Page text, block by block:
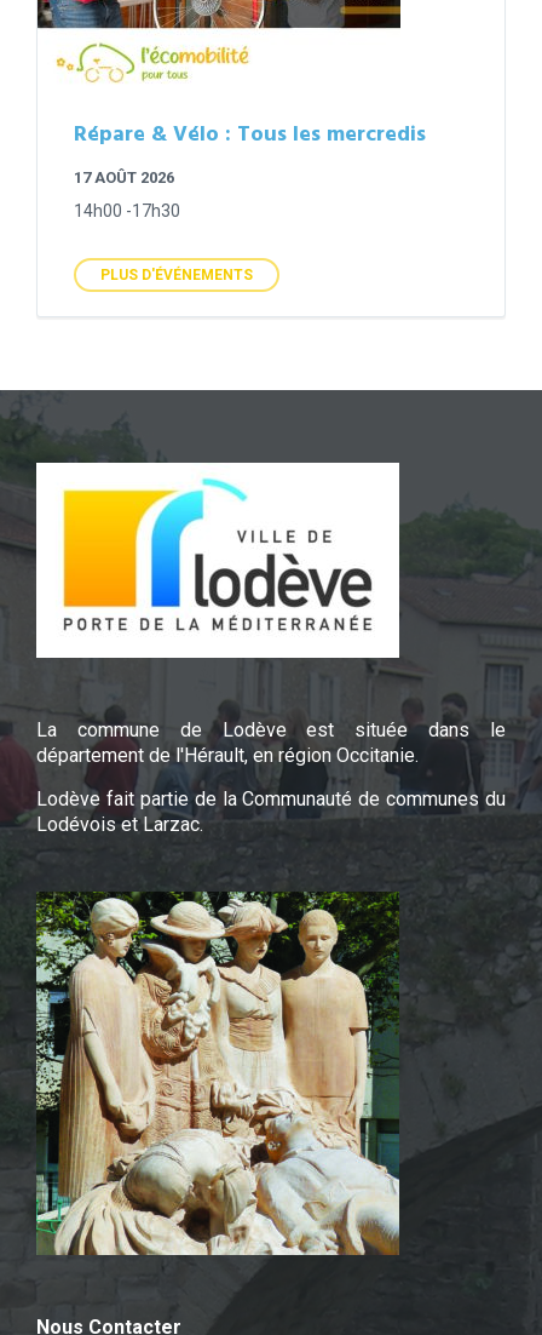
Répare & Vélo : Tous les mercredis
17 AOÛT 2026
14h00 -17h30
PLUS D'ÉVÉNEMENTS
La commune de Lodève est située dans le
département de l'Hérault, en région Occitanie.
Lodève fait partie de la Communauté de communes du
Lodévois et Larzac.
Nous Contacter